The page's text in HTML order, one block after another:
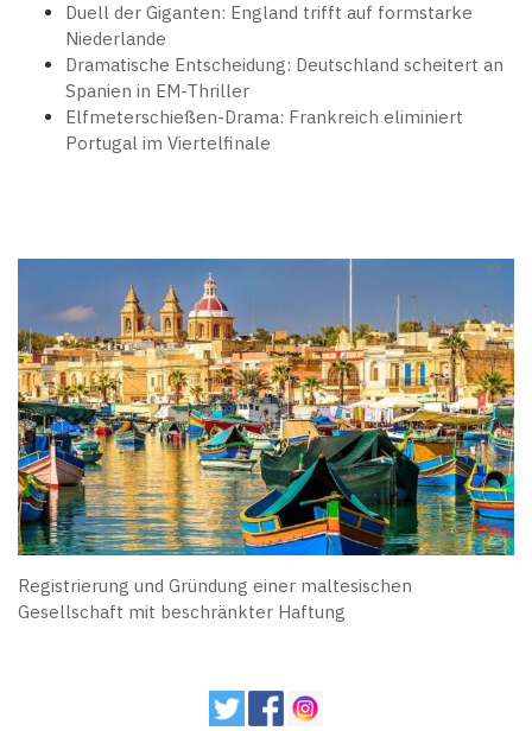
Duell der Giganten: England trifft auf formstarke
Niederlande
Dramatische Entscheidung: Deutschland scheitert an
Spanien in EM-Thriller
Elfmeterschießen-Drama: Frankreich eliminiert
Portugal im Viertelfinale
Registrierung und Gründung einer maltesischen
Gesellschaft mit beschränkter Haftung